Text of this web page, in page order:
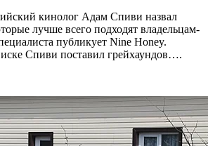
кинолог Адам Спиви назвал
лучше всего подходят владельцам-
публикует Nine Honey.
Спиви поставил грейхаундов….